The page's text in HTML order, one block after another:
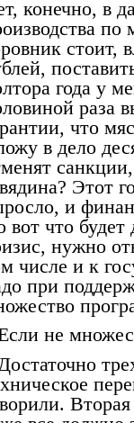
конечно, в
по
стоит,
года у
раза
что
в дело
Этот
и
вот что
нужно
числе и к
при
не